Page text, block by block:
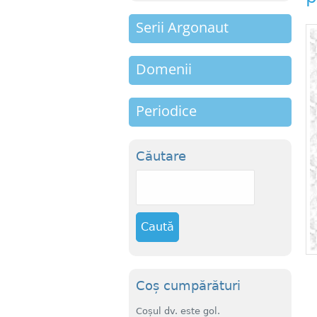
e
n
Serii Argonaut
Domenii
Periodice
Căutare
t
ă
Coș cumpărături
Coșul dv. este gol.